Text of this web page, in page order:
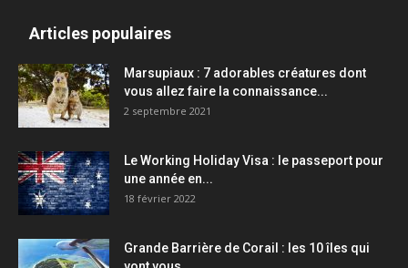
Articles populaires
Marsupiaux : 7 adorables créatures dont
vous allez faire la connaissance...
2 septembre 2021
Le Working Holiday Visa : le passeport pour
une année en...
18 février 2022
Grande Barrière de Corail : les 10 îles qui